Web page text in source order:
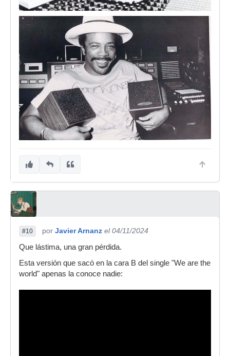
#10 por Javier Arnanz el 04/11/2024
Que lástima, una gran pérdida.
Esta versión que sacó en la cara B del single "We are the
world" apenas la conoce nadie: